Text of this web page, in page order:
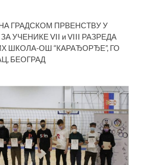
ГРАДСКОМ ПРВЕНСТВУ У
УЧЕНИКЕ VII и VIII РАЗРЕДА
ШКОЛА-ОШ “КАРАЂОРЂЕ”, ГО
БЕОГРАД